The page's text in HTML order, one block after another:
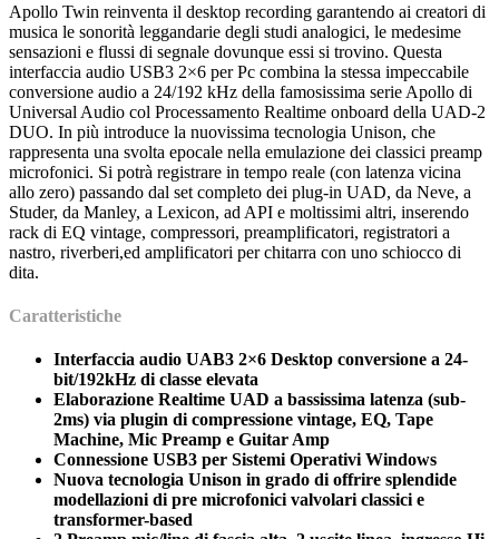
Apollo Twin reinventa il desktop recording garantendo ai creatori di
musica le sonorità leggandarie degli studi analogici, le medesime
sensazioni e flussi di segnale dovunque essi si trovino. Questa
interfaccia audio USB3 2×6 per Pc combina la stessa impeccabile
conversione audio a 24/192 kHz della famosissima serie Apollo di
Universal Audio col Processamento Realtime onboard della UAD-2
DUO. In più introduce la nuovissima tecnologia Unison, che
rappresenta una svolta epocale nella emulazione dei classici preamp
microfonici. Si potrà registrare in tempo reale (con latenza vicina
allo zero) passando dal set completo dei plug-in UAD, da Neve, a
Studer, da Manley, a Lexicon, ad API e moltissimi altri, inserendo
rack di EQ vintage, compressori, preamplificatori, registratori a
nastro, riverberi,ed amplificatori per chitarra con uno schiocco di
dita.
Caratteristiche
Interfaccia audio UAB3 2×6 Desktop conversione a 24-
bit/192kHz di classe elevata
Elaborazione Realtime UAD a bassissima latenza (sub-
2ms) via plugin di compressione vintage, EQ, Tape
Machine, Mic Preamp e Guitar Amp
Connessione USB3 per Sistemi Operativi Windows
Nuova tecnologia Unison in grado di offrire splendide
modellazioni di pre microfonici valvolari classici e
transformer-based